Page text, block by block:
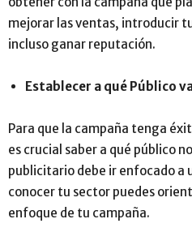
mejorar las ventas, introducir
incluso ganar reputación.
Establecer a qué Público
Para que la campaña tenga
es crucial saber a qué público
publicitario debe ir enfocado a
conocer tu sector puedes
enfoque de tu campaña.